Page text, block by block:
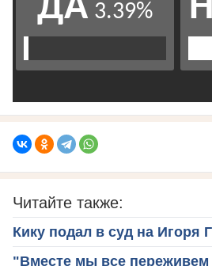
Читайте также:
Кику подал в суд на Игоря
"Вместе мы все переживем